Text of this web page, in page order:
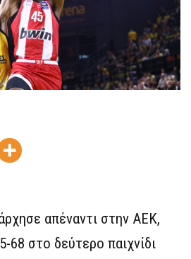
απέναντι στην ΑΕΚ,
68 στο δεύτερο παιχνίδι